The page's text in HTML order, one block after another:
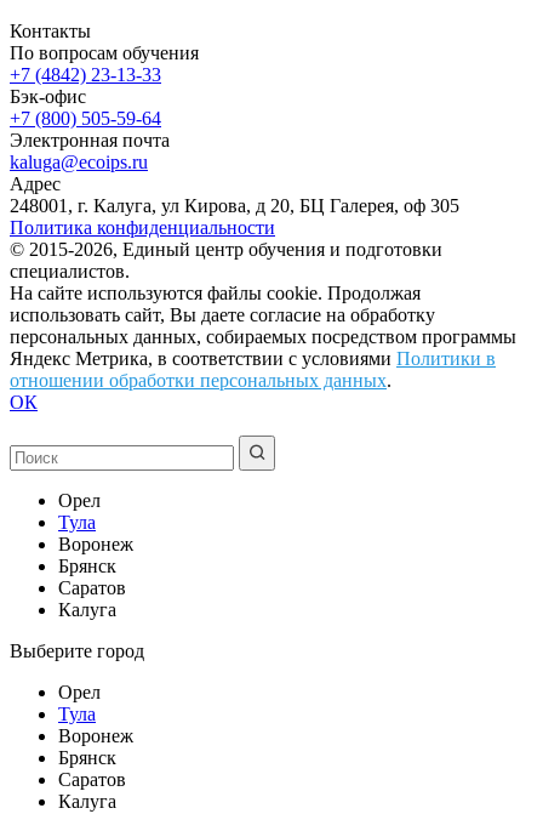
Контакты
По вопросам обучения
+7 (4842) 23-13-33
Бэк-офис
+7 (800) 505-59-64
Электронная почта
kaluga@ecoips.ru
Адрес
248001, г. Калуга, ул Кирова, д 20, БЦ Галерея, оф 305
Политика конфиденциальности
© 2015-2026, Единый центр обучения и подготовки
специалистов.
На сайте используются файлы cookie. Продолжая
использовать сайт, Вы даете согласие на обработку
персональных данных, собираемых посредством программы
Яндекс Метрика, в соответствии с условиями Политики в
отношении обработки персональных данных.
ОК
Орел
Тула
Воронеж
Брянск
Саратов
Калуга
Выберите город
Орел
Тула
Воронеж
Брянск
Саратов
Калуга